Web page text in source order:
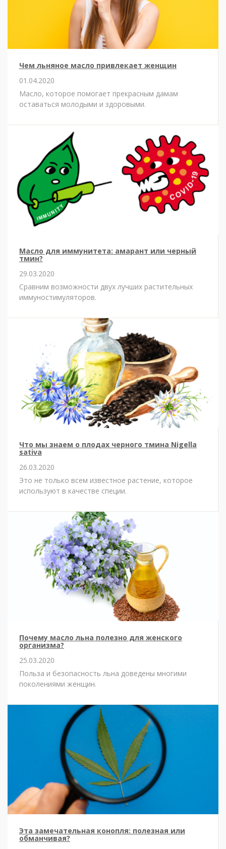
Чем льняное масло привлекает женщин
01.04.2020
Масло, которое помогает прекрасным дамам
оставаться молодыми и здоровыми.
Масло для иммунитета: амарант или черный
тмин?
29.03.2020
Сравним возможности двух лучших растительных
иммуностимуляторов.
Что мы знаем о плодах черного тмина Nigella
sativa
26.03.2020
Это не только всем известное растение, которое
используют в качестве специи.
Почему масло льна полезно для женского
организма?
25.03.2020
Польза и безопасность льна доведены многими
поколениями женщин.
Эта замечательная конопля: полезная или
обманчивая?